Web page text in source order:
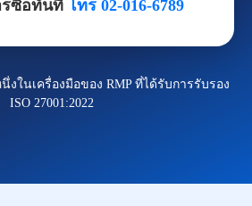
รซื้อทันที โทร 02-016-6789
นึ่งในเครื่องมือของ RMP ที่ได้รับการรับรอง
ISO 27001:2022